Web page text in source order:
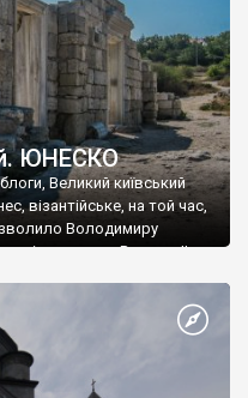
ЮНЕСКО
Великий київський
візантійське, на той час,
Володимиру
імператору Василю ІІ, та
Василем-християнином.
Херсонесу Таврійського